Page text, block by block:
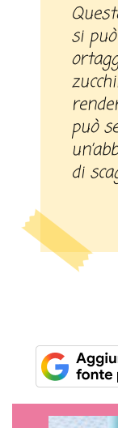
Questo tortino di melanzane
si
può
di